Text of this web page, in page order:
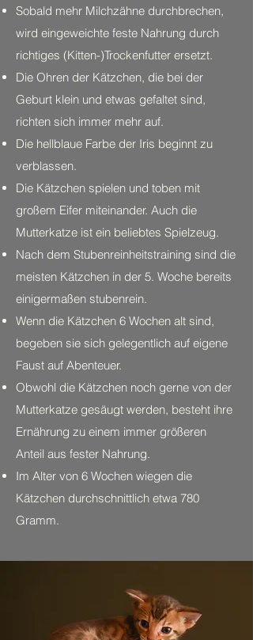
Sobald mehr Milchzähne durchbrechen,
wird eingeweichte feste Nahrung durch
richtiges (Kitten-)Trockenfutter ersetzt.
Die Ohren der Kätzchen, die bei der
Geburt klein und etwas gefaltet sind,
richten sich immer mehr auf.
Die hellblaue Farbe der Iris beginnt zu
verblassen.
Die Kätzchen spielen und toben mit
großem Eifer miteinander. Auch die
Mutterkatze ist ein beliebtes Spielzeug.
Nach dem Stubenreinheitstraining sind die
meisten Kätzchen in der 5. Woche bereits
einigermaßen stubenrein.
Wenn die Kätzchen 6 Wochen alt sind,
begeben sie sich gelegentlich auf eigene
Faust auf Abenteuer.
Obwohl die Kätzchen noch gerne von der
Mutterkatze gesäugt werden, besteht ihre
Ernährung zu einem immer größeren
Anteil aus fester Nahrung.
Im Alter von 6 Wochen wiegen die
Kätzchen durchschnittlich etwa 780
Gramm.